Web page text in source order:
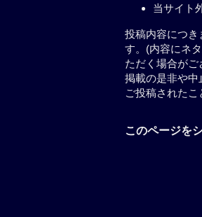
当サイト
投稿内容につき
す。(内容にネ
ただく場合がご
掲載の是非や中
ご投稿されたこ
このページを